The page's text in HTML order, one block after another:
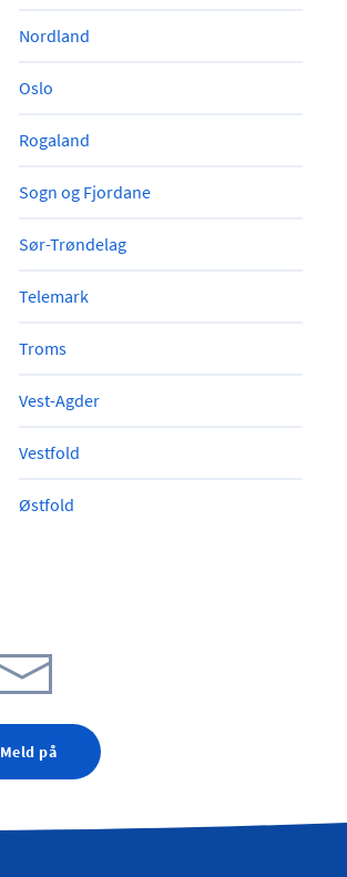
Nordland
Oslo
Rogaland
Sogn og Fjordane
Sør-Trøndelag
Telemark
Troms
Vest-Agder
Vestfold
Østfold
Meld på